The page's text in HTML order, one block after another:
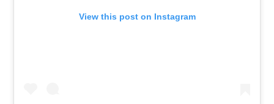
View this post on Instagram